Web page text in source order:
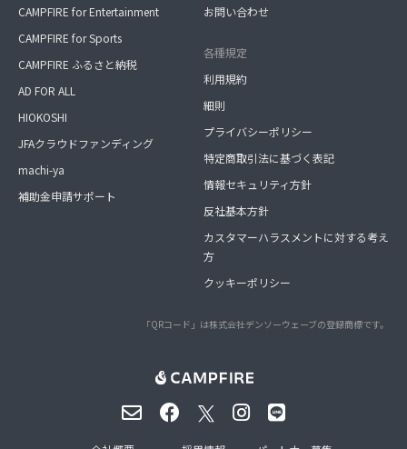
CAMPFIRE for Entertainment
CAMPFIRE for Sports
CAMPFIRE ふるさと納税
AD FOR ALL
HIOKOSHI
JFAクラウドファンディング
machi-ya
補助金申請サポート
お問い合わせ
各種規定
利用規約
細則
プライバシーポリシー
特定商取引法に基づく表記
情報セキュリティ方針
反社基本方針
カスタマーハラスメントに対する考え
方
クッキーポリシー
「QRコード」は株式会社デンソーウェーブの登録商標です。